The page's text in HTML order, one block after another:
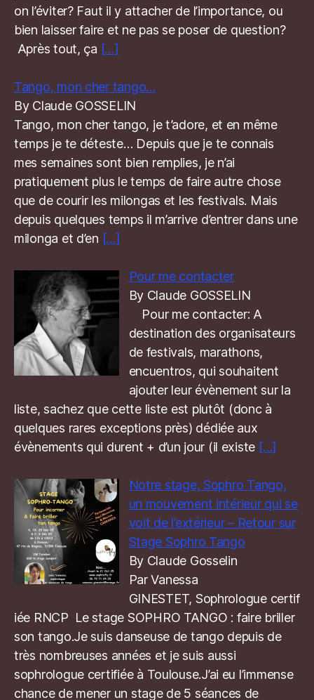
on l’éviter? Faut il y attacher de l’importance, ou
bien laisser faire et ne pas se poser de question?
Après tout, ça […]
Tango, mon cher tango…
By Claude GOSSELIN
Tango, mon cher tango, je t’adore, et en même
temps je te déteste… Depuis que je te connais
mes semaines sont bien remplies, je n’ai
pratiquement plus le temps de faire autre chose
que de courir les milongas et les festivals. Mais
depuis quelques temps il m’arrive d’entrer dans une
milonga et d’en […]
Pour me contacter
By Claude GOSSELIN
Pour me contacter: A
destination des organisateurs
de festivals, marathons,
encuentros, qui souhaitent
ajouter leur évènement sur la
liste, sachez que cette liste est plutôt (donc à
quelques rares exceptions près) dédiée aux
évènements qui durent + d’un jour (il existe […]
Notre stage, Sophro Tango,
un mouvement intérieur qui se
voit de l’extérieur – Retour sur
Stage Sophro Tango
By Claude Gosselin
Par Vanessa
GINESTET, Sophrologue certif
iée RNCP Le stage SOPHRO TANGO : faire briller
son tango.Je suis danseuse de tango depuis de
très nombreuses années et je suis aussi
sophrologue certifiée à Toulouse.J’ai eu l’immense
chance de mener un stage de 5 séances de